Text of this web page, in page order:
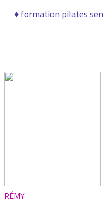
♦formation pilates
RÉMY